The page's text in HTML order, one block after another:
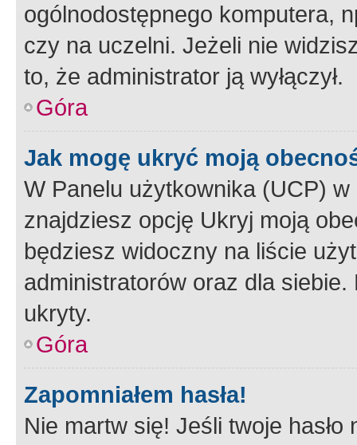
ogólnodostępnego komputera,
czy na uczelni. Jeżeli nie
to, że administrator ją wyłączył.
Góra
Jak mogę ukryć moją
W Panelu użytkownika (UCP) w
znajdziesz opcję Ukryj moją
będziesz widoczny na liście
administratorów oraz dla
ukryty.
Góra
Zapomniałem hasła!
Nie martw się! Jeśli twoje